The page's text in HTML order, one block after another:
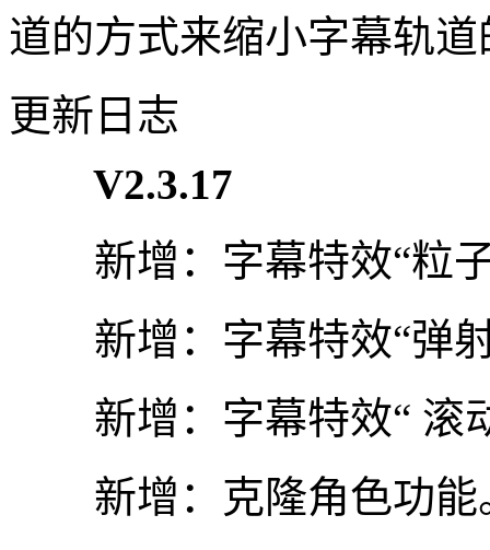
道的方式来缩小字幕轨
更新日志
V2.3.17
新增：字幕特效“粒
新增：字幕特效“弹射
新增：字幕特效“ 滚
新增：克隆角色功能